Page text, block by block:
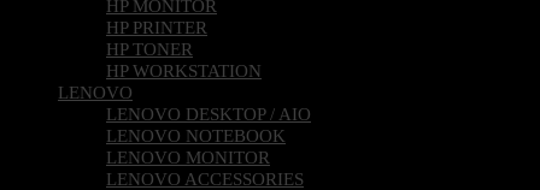
HP MONITOR
HP PRINTER
HP TONER
HP WORKSTATION
LENOVO
LENOVO DESKTOP / AIO
LENOVO NOTEBOOK
LENOVO MONITOR
LENOVO ACCESSORIES